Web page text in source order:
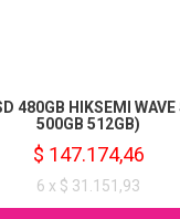
480GB HIKSEMI
500GB 512GB)
$ 147.174,46
6 x $ 31.151,93